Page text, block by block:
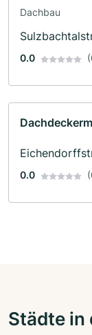
Dachbau
0.0
0.0
Städte in